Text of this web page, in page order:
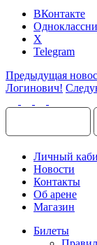
ВКонтакте
X
Telegram
Предыдущая
Логинович!
Личный
Новости
Контакты
Об арене
Магазин
Билеты